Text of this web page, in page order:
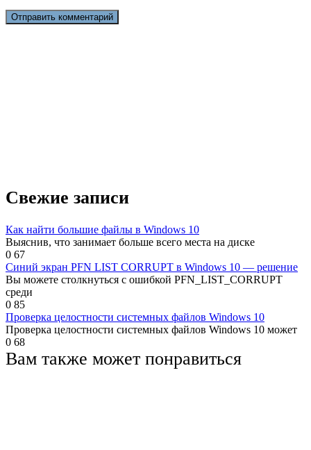
Свежие записи
Как найти большие файлы в Windows 10
Выяснив, что занимает больше всего места на диске
0 67
Синий экран PFN LIST CORRUPT в Windows 10 — решение
Вы можете столкнуться с ошибкой PFN_LIST_CORRUPT
среди
0 85
Проверка целостности системных файлов Windows 10
Проверка целостности системных файлов Windows 10 может
0 68
Вам также может понравиться